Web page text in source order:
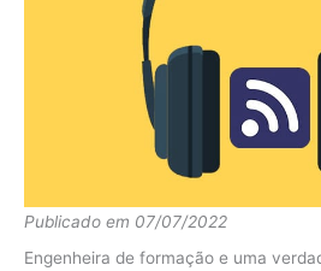
Publicado em 07/07/2022
Engenheira de formação e uma